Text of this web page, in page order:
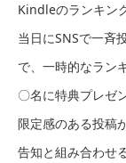
Kindleのランキン
当日にSNSで一斉
で、一時的なラン
〇名に特典プレゼ
限定感のある投稿
告知と組み合わせ